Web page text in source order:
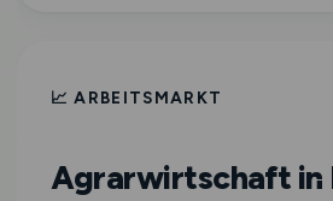
📈 ARBEITSMARKT
Agrarwirtschaft in